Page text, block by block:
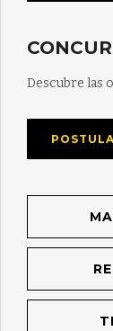
Descubre las